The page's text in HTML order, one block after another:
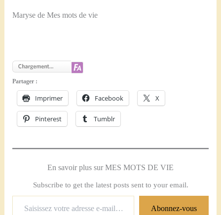
Maryse de Mes mots de vie
Partager :
Imprimer Facebook X
Pinterest Tumblr
En savoir plus sur MES MOTS DE VIE
Subscribe to get the latest posts sent to your email.
votre
Abonnez-vous